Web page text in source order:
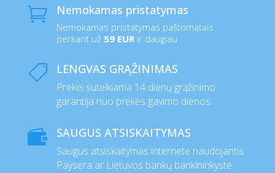
 Nemokamas pristatymas
Nemokamas pristatymas paštomatais
perkant už 59 EURir daugiau
 LENGVAS GRĄŽINIMAS
Prekei suteikiama 14 dienų grąžinimo
garantija nuo prekės gavimo dienos.
 SAUGUS ATSISKAITYMAS
Saugus atsiskaitymas internete naudojantis
Paysera ar Lietuvos bankų bankininkyste.